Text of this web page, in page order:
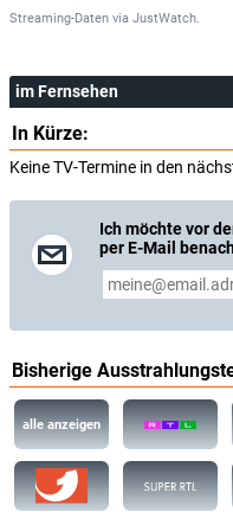
Streaming-Daten via JustWatch.
im Fernsehen
In Kürze:
Keine TV-Termine in den
Ich möchte vor
per E-Mail
Bisherige
alle anzeigen